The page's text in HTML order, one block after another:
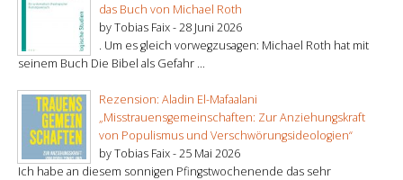
das Buch von Michael Roth
by Tobias Faix -28 Juni 2026
. Um es gleich vorwegzusagen: Michael Roth hat mit
seinem Buch Die Bibel als Gefahr ...
Rezension: Aladin El-Mafaalani
„Misstrauensgemeinschaften: Zur Anziehungskraft
von Populismus und Verschwörungsideologien“
by Tobias Faix -25 Mai 2026
Ich habe an diesem sonnigen Pfingstwochenende das sehr